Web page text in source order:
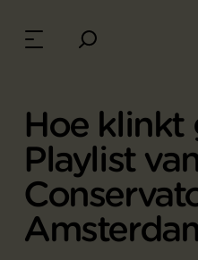
Hoe klinkt
Playlist